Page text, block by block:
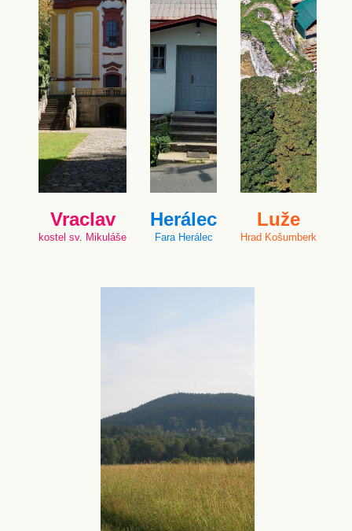
Vraclav
kostel sv. Mikuláše
Herálec
Fara Herálec
Luže
Hrad Košumberk